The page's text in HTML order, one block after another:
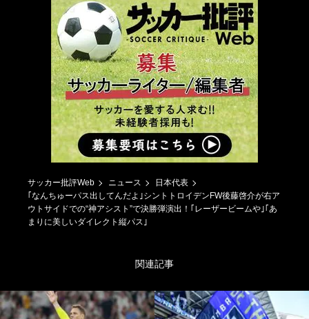
サッカー批評Web ニュース
日本代表
｢なんちゅーパス出してんだよ｣シントトロイデンFW後藤啓介が右ア
ウトサイドでの“神アシスト”で決勝弾演出！｢レーザービームや｣｢あ
まりに美しいダイレクト縦パス｣
関連記事